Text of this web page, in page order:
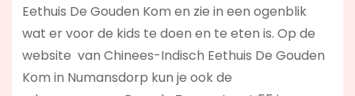
Eethuis De Gouden Kom en zie in een ogenblik
wat er voor de kids te doen en te eten is. Op de
website van Chinees-Indisch Eethuis De Gouden
Kom in Numansdorp kun je ook de